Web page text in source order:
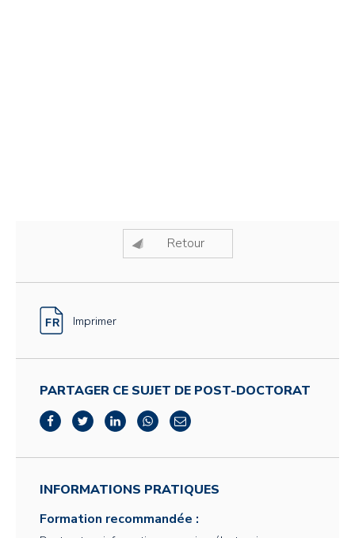
Retour
Imprimer
PARTAGER CE SUJET DE POST-DOCTORAT
INFORMATIONS PRATIQUES
Formation recommandée :